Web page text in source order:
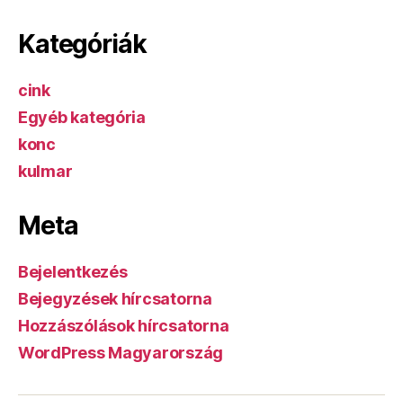
Kategóriák
cink
Egyéb kategória
konc
kulmar
Meta
Bejelentkezés
Bejegyzések hírcsatorna
Hozzászólások hírcsatorna
WordPress Magyarország